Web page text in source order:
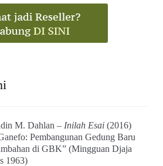
M. Dahlan – Inilah Esai(2016)
Pembangunan Gedung Baru
di GBK” (Mingguan Djaja
1963)